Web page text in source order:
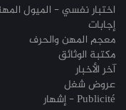
اختبار نفسي - الميول
إجابات
معجم المهن والحرف
مكتبة الوثائق
آخر الأخبار
عروض شغل
إشهار - Publicité